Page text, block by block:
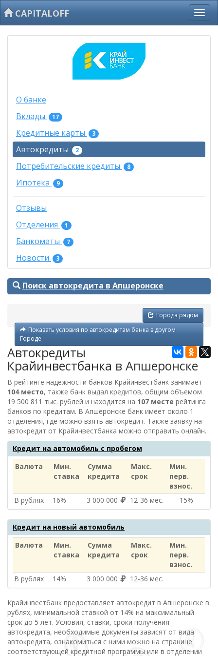
CAPITALOFF
О банке
Вклады
17
Кредитные карты 3
Автокредиты 2
Потребительские кредиты 8
Ипотека 9
Отзывы
Отделения
1
Банкоматы 7
Новости 3
Поиск автокредита в Апшеронске
Города рядом
Показать условия по автокредитам банка в другом
Городе
Автокредиты
Крайинвестбанка в Апшеронске
В рейтинге надежности банков Крайинвестбанк занимает
104 место, также банк выдал кредитов, общим объемом
19 500 811 тыс. рублей и находится на 107 месте рейтинга
банков по кредитам. В Апшеронске банк имеет около 1
отделения, где можно взять автокредит. Также заявку на
автокредит от Крайинвестбанка можно отправить онлайн.
Кредит на автомобиль с пробегом
Валюта
Мин.
ставка
Сумма
кредита
Макс.
срок
Мин.
перв.
взнос.
В рублях
16% 3 000 000 12‑36 мес. 15%
Кредит на новый автомобиль
Валюта
Мин.
ставка
Сумма
кредита
Макс.
срок
Мин.
перв.
взнос.
В рублях
14% 3 000 000 12‑36 мес.
Крайинвестбанк предоставляет автокредит в Апшеронске в
рублях, минимальной ставкой от 14% на максимальный
срок до 5 лет. Условия, ставки, сроки получения
автокредита, необходимые документы зависят от вида
автокредита, ознакомиться с ними можно на странице
соответствующей кредитной программы или в отделении